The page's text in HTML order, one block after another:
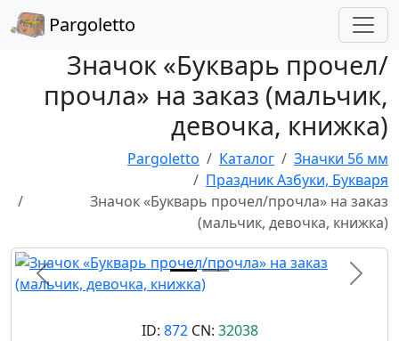
Pargoletto
Значок «Букварь прочел/
прочла» на заказ (мальчик,
девочка, книжка)
Pargoletto Каталог
Значки 56 мм
Праздник Азбуки, Букваря
Значок «Букварь прочел/прочла» на заказ
(мальчик, девочка, книжка)
Назад
ID: 872CN: 32038